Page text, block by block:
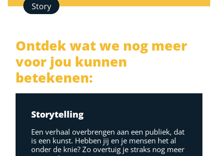
Story
Ontdek wat we nog meer
voor jou kunnen
betekenen:
Storytelling
Een verhaal overbrengen aan een publiek, dat
is een kunst. Hebben jij en je mensen het al
onder de knie? Zo overtuig je straks nog meer